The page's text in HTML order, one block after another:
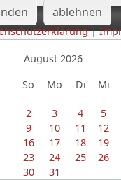
August 2026
So
Mo Di Mi
2
3 4 5
9
10 11 12
16
17 18 19
23
24 25 26
30
31
ablehnen
|